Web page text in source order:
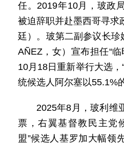
任。2019年10月，玻政
被迫辞职并赴墨西哥寻求
廷）。玻第二副参议长珍
AÑEZ，女）宣布担任“
10月18日重新举行大选，
统候选人阿尔塞以55.1%
2025年8月，玻利维
票，右翼基督教民主党
盟”候选人基罗加大幅领